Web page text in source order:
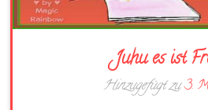
Juhu es ist
Hinzugefügt zu3.